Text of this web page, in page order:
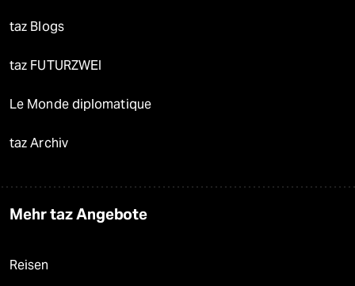
taz Blogs
taz FUTURZWEI
Le Monde diplomatique
taz Archiv
Mehr taz Angebote
Reisen